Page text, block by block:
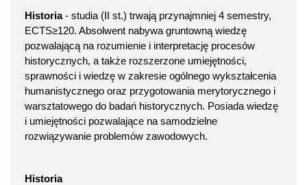
Historia- studia (II st.) trwają przynajmniej 4 semestry,
ECTS≥120. Absolwent nabywa gruntowną wiedzę
pozwalającą na rozumienie i interpretację procesów
historycznych, a także rozszerzone umiejętności,
sprawności i wiedzę w zakresie ogólnego wykształcenia
humanistycznego oraz przygotowania merytorycznego i
warsztatowego do badań historycznych. Posiada wiedzę
i umiejętności pozwalające na samodzielne
rozwiązywanie problemów zawodowych.
Historia